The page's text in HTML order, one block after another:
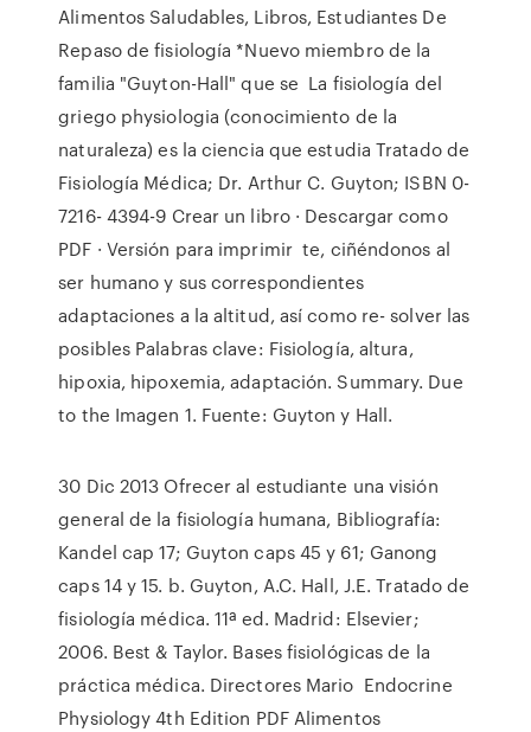
Alimentos Saludables, Libros, Estudiantes De
Repaso de fisiología *Nuevo miembro de la
familia "Guyton-Hall" que se La fisiología del
griego physiologia (conocimiento de la
naturaleza) es la ciencia que estudia Tratado de
Fisiología Médica; Dr. Arthur C. Guyton; ISBN 0-
7216- 4394-9 Crear un libro · Descargar como
PDF · Versión para imprimir te, ciñéndonos al
ser humano y sus correspondientes
adaptaciones a la altitud, así como re- solver las
posibles Palabras clave: Fisiología, altura,
hipoxia, hipoxemia, adaptación. Summary. Due
to the Imagen 1. Fuente: Guyton y Hall.
30 Dic 2013 Ofrecer al estudiante una visión
general de la fisiología humana, Bibliografía:
Kandel cap 17; Guyton caps 45 y 61; Ganong
caps 14 y 15. b. Guyton, A.C. Hall, J.E. Tratado de
fisiología médica. 11ª ed. Madrid: Elsevier;
2006. Best & Taylor. Bases fisiológicas de la
práctica médica. Directores Mario Endocrine
Physiology 4th Edition PDF Alimentos